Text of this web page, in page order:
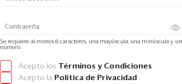
Se requiere al menos 8 caracteres, una mayúscula, una minúscula y un
número
Acepto los Términos y Condiciones
Acepto la Política de Privacidad